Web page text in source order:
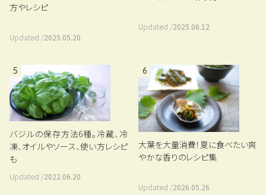
方やレシピ
Updated /2025.05.20
Updated /2025.06.12
5
バジルの保存方法6種。冷蔵、冷
凍、オイルやソース、使い方レシピ
も
Updated /2022.06.20
6
大葉を大量消費！夏に食べたい爽
やかな香りのレシピ集
Updated /2026.05.26